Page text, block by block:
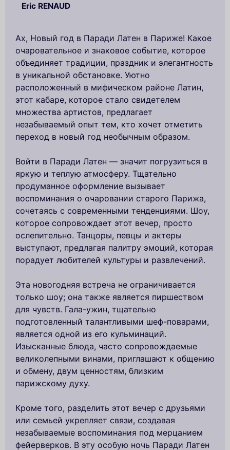
Eric RENAUD
Ах, Новый год в Паради Латен в Париже! Какое
очаровательное и знаковое событие, которое
объединяет традиции, праздник и элегантность
в уникальной обстановке. Уютно
расположенный в мифическом районе Латин,
этот кабаре, которое стало свидетелем
множества артистов, предлагает
незабываемый опыт тем, кто хочет отметить
переход в новый год необычным образом.
Войти в Паради Латен — значит погрузиться в
яркую и теплую атмосферу. Тщательно
продуманное оформление вызывает
воспоминания о очаровании старого Парижа,
сочетаясь с современными тенденциями. Шоу,
которое сопровождает этот вечер, просто
ослепительно. Танцоры, певцы и актеры
выступают, предлагая палитру эмоций, которая
порадует любителей культуры и развлечений.
Эта новогодняя встреча не ограничивается
только шоу; она также является пиршеством
для чувств. Гала-ужин, тщательно
подготовленный талантливыми шеф-поварами,
является одной из его кульминаций.
Изысканные блюда, часто сопровождаемые
великолепными винами, приглашают к общению
и обмену, двум ценностям, близким
парижскому духу.
Кроме того, разделить этот вечер с друзьями
или семьей укрепляет связи, создавая
незабываемые воспоминания под мерцанием
фейерверков. В эту особую ночь Паради Латен